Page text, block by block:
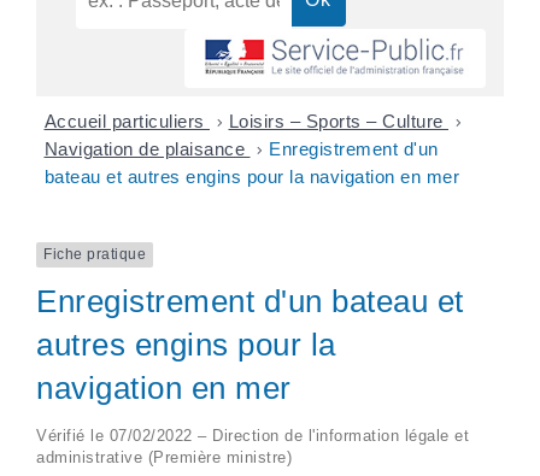
Accueil particuliers > Loisirs – Sports – Culture >
Navigation de plaisance > Enregistrement d'un
bateau et autres engins pour la navigation en mer
Fiche pratique
Enregistrement d'un bateau et
autres engins pour la
navigation en mer
Vérifié le 07/02/2022 – Direction de l'information légale et
administrative (Première ministre)